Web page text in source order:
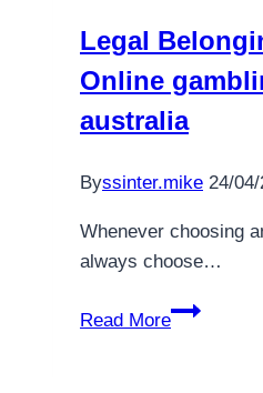
Una
Guía
Integral
el
Culturismo
Legal
Online
australia
Byssinter.mike 24/
Whenever choosing
always choose…
Read More
Legal